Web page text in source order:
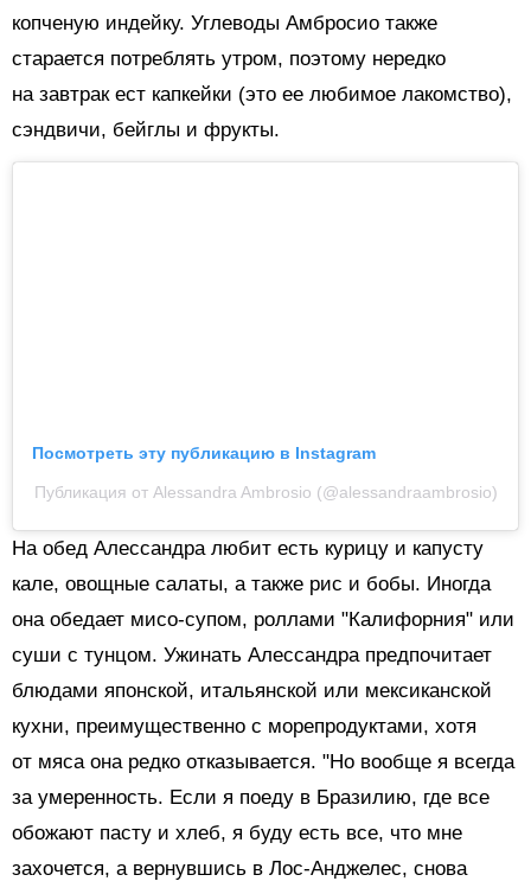
копченую индейку. Углеводы Амбросио также
старается потреблять утром, поэтому нередко
на завтрак ест капкейки (это ее любимое лакомство),
сэндвичи, бейглы и фрукты.
Посмотреть эту публикацию в Instagram
Публикация от Alessandra Ambrosio (@alessandraambrosio)
На обед Алессандра любит есть курицу и капусту
кале, овощные салаты, а также рис и бобы. Иногда
она обедает мисо-супом, роллами "Калифорния" или
суши с тунцом. Ужинать Алессандра предпочитает
блюдами японской, итальянской или мексиканской
кухни, преимущественно с морепродуктами, хотя
от мяса она редко отказывается. "Но вообще я всегда
за умеренность. Если я поеду в Бразилию, где все
обожают пасту и хлеб, я буду есть все, что мне
захочется, а вернувшись в Лос-Анджелес, снова